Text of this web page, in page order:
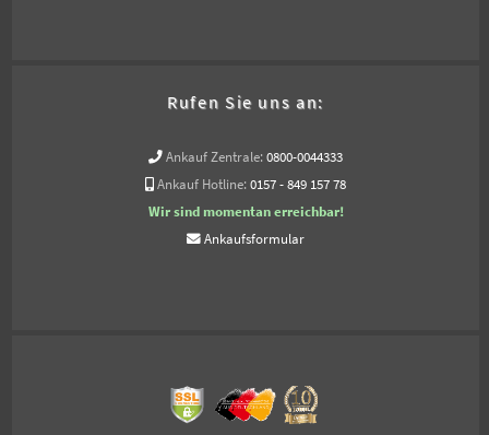
Rufen Sie uns an:
Ankauf Zentrale: 0800-0044333
Ankauf Hotline: 0157 - 849 157 78
Wir sind momentan erreichbar!
Ankaufsformular